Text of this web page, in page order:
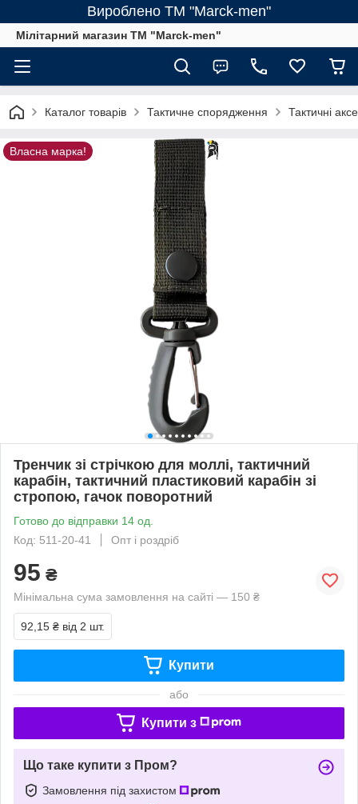
Вироблено ТМ "Marck-men"
Мілітарний магазин ТМ "Marck-men"
Каталог товарів Тактичне спорядження Тактичні
Власна марка!
Тренчик зі стрічкою для моллі, тактичний
карабін, тактичний пластиковий карабін зі
стропою, гачок поворотний
Готово до відправки 14 од.
Код: 511-20-41
Опт і роздріб
95 ₴
Мінімальна сума замовлення на сайті — 150 ₴
92,15 ₴ від 2 шт.
Купити
або
Купити з
Що таке купити з Пром?
Замовлення під захистом